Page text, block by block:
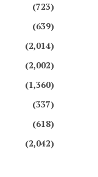
(723)
(639)
(2,014)
(2,002)
(1,360)
(337)
(618)
(2,042)